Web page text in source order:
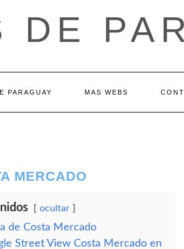
DE
PARAGUAY MAS WEBS
MERCADO
ocultar
de Costa Mercado
Street View Costa Mercado en